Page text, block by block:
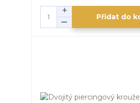
Přidat do